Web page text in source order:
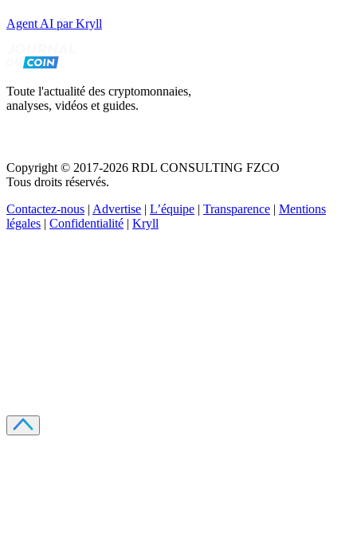
Agent AI par Kryll
Toute l'actualité des cryptomonnaies,
analyses, vidéos et guides.
Copyright © 2017-2026 RDL CONSULTING FZCO
Tous droits réservés.
Contactez-nous | Advertise | L’équipe | Transparence | Mentions
légales | Confidentialité | Kryll